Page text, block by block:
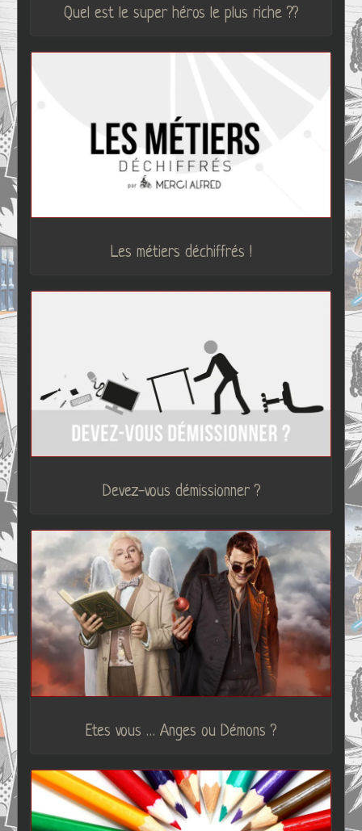
Quel est le super héros le plus riche ??
Les métiers déchiffrés !
Devez-vous démissionner ?
Etes vous … Anges ou Démons ?